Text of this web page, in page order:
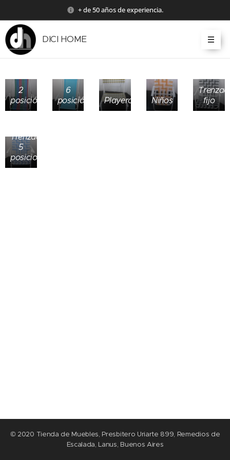
+ de 50 años de experiencia.
DICI HOME
2
posiciónes
6
posiciónes
Playero Niños
fijo
Trenzado
5
posiciones
© 2020 Tienda de Muebles, Presbitero Uriarte 899, Remedios de
Escalada, Lanus, Buenos Aires